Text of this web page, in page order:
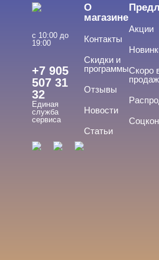
с 10:00 до
19:00
+7 905
507 31
32
Единая
служба
сервиса
О
магазине
Контакты
Скидки и
программы
Отзывы
Новости
Статьи
Акции
Скоро